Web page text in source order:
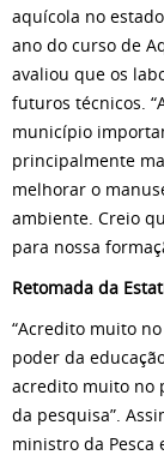
aquícola no
ano do curso de
avaliou que os
futuros técnicos.
município
principalmente
melhorar o
ambiente. Creio
para nossa
Retomada da
“Acredito muito no
poder da
acredito muito no
da pesquisa”.
ministro da Pesca